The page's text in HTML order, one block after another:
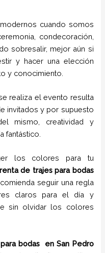
cuando somos
condecoración,
sobresalir, mejor aún si
y hacer una elección
y conocimiento.
realiza el evento resulta
invitados y por supuesto
mismo, creatividad y
fantástico.
los colores para tu
renta de trajes para bodas
seguir una regla
claros para el día y
sin olvidar los colores
bodas enSan Pedro